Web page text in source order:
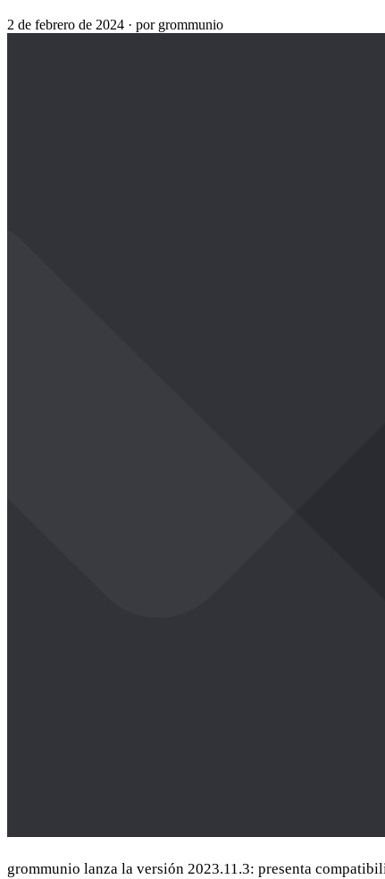
2 de febrero de 2024 · por grommunio
grommunio lanza la versión 2023.11.3: presenta